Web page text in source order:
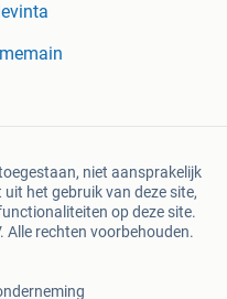
niet aansprakelijk
het gebruik van deze site,
op deze site.
rechten voorbehouden.